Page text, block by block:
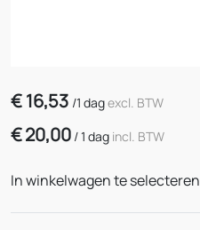
€16,53 /1 dagexcl. BTW
€20,00 /1 dag incl. BTW
In winkelwagen te selecteren